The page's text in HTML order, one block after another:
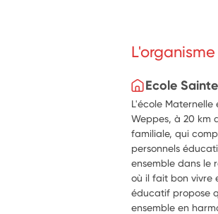
Ecole
L'école Maternelle
Weppes, à 20 km
familiale, qui
personnels
ensemble dans le
où il fait bon vivre
éducatif propose
ensemble en